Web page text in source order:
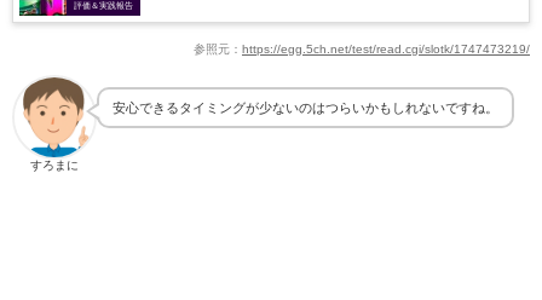
評価＆実践報告
参照元： https://egg.5ch.net/test/read.cgi/slotk/1747473219/
すろまに
安心できるタイミングが少ないのはつらいかもしれないですね。